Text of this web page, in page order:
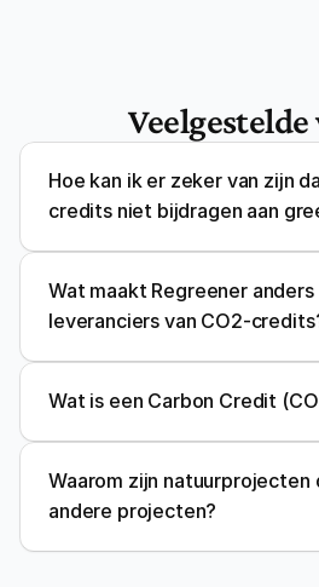
Veelgestelde
Hoe kan ik er zeker van zijn
credits niet bijdragen aan
BeZero Renoster
Wat maakt Regreener anders
leveranciers van CO2-
Wat is een Carbon Credit
Waarom zijn natuurprojecten
andere projecten?